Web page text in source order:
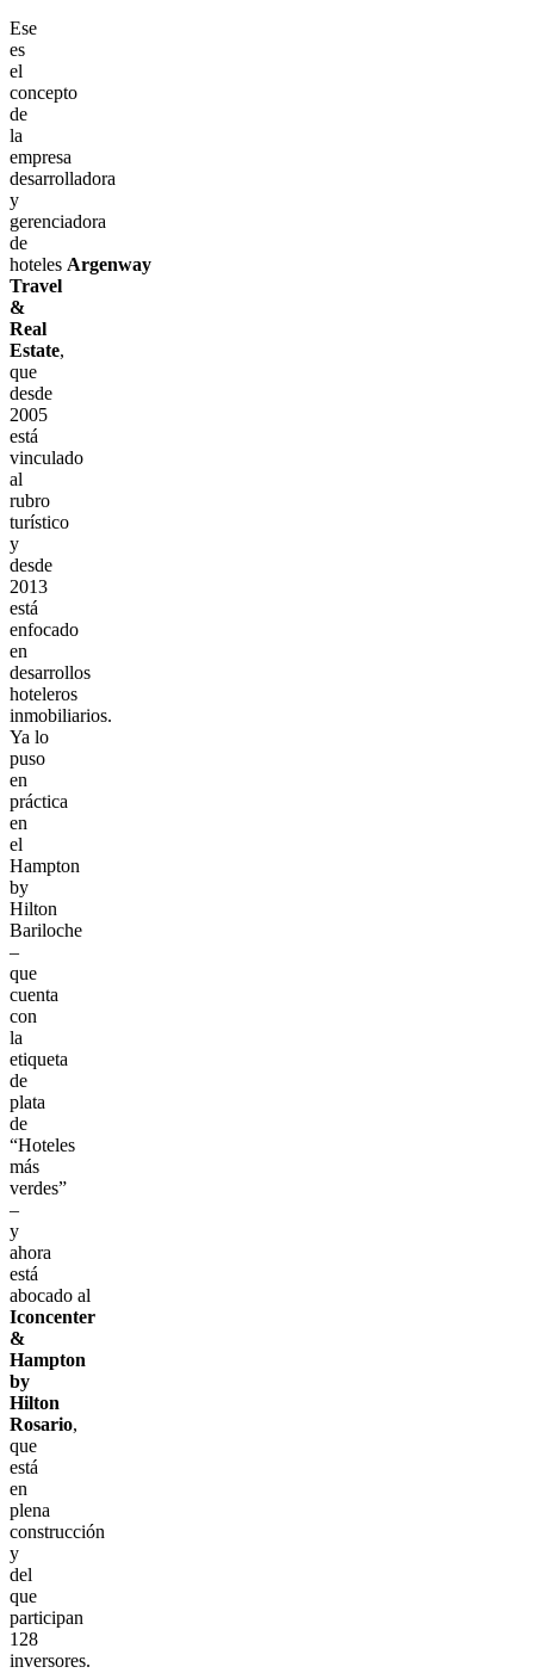
Ese
es
el
concepto
de
la
empresa
desarrolladora
y
gerenciadora
de
hoteles Argenway
Travel
&
Real
Estate,
que
desde
2005
está
vinculado
al
rubro
turístico
y
desde
2013
está
enfocado
en
desarrollos
hoteleros
inmobiliarios.
Ya lo
puso
en
práctica
en
el
Hampton
by
Hilton
Bariloche
–
que
cuenta
con
la
etiqueta
de
plata
de
“Hoteles
más
verdes”
–
y
ahora
está
abocado al
Iconcenter
&
Hampton
by
Hilton
Rosario,
que
está
en
plena
construcción
y
del
que
participan
128
inversores.